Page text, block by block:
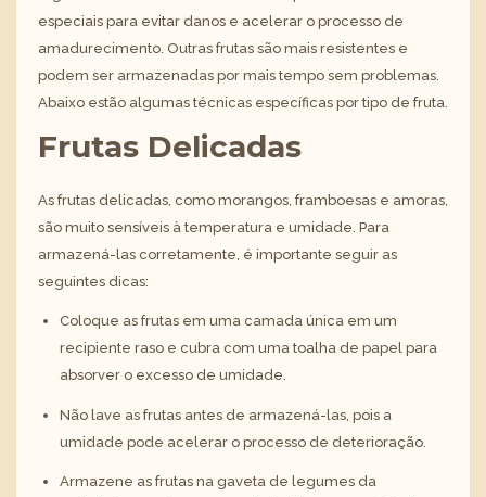
especiais para evitar danos e acelerar o processo de
amadurecimento. Outras frutas são mais resistentes e
podem ser armazenadas por mais tempo sem problemas.
Abaixo estão algumas técnicas específicas por tipo de fruta.
Frutas Delicadas
As frutas delicadas, como morangos, framboesas e amoras,
são muito sensíveis à temperatura e umidade. Para
armazená-las corretamente, é importante seguir as
seguintes dicas:
Coloque as frutas em uma camada única em um
recipiente raso e cubra com uma toalha de papel para
absorver o excesso de umidade.
Não lave as frutas antes de armazená-las, pois a
umidade pode acelerar o processo de deterioração.
Armazene as frutas na gaveta de legumes da